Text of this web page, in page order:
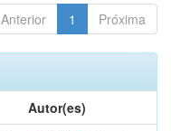
Anterior 1 Próxima
Autor(es)